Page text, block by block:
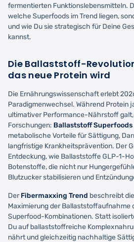
fermentierten Funktionslebensmitteln.
welche Superfoods im Trend liegen,
und wie Du sie strategisch für Deine
kannst.
Die Ballaststoff-
das neue Protein wird
Die Ernährungswissenschaft erlebt
Paradigmenwechsel. Während Protein
ultimativer Performance-Nährstoff
Forschungen: Ballaststoff Superfoods
metabolische Vorteile für Sättigung,
langfristige Krankheitsprävention. Der
Entdeckung, wie Ballaststoffe GLP-1-
Botenstoffe, die nicht nur
Blutzucker stabilisieren und
DerFibermaxxing Trend beschreibt
Maximierung der Ballaststoffaufnahme
Superfood-Kombinationen. Statt
Du auf ballaststoffreiche
nährt und gleichzeitig nachhaltige